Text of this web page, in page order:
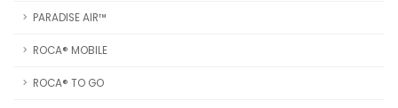
PARADISE AIR™
ROCA® MOBILE
ROCA® TO GO